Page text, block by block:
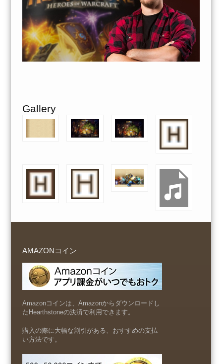
Gallery
AMAZONコイン
Amazonコインは、Amazonからダウンロードし
たHearthstoneの決済で利用できます。
購入の際に大幅な割引がある、おすすめの支払
い方法です。